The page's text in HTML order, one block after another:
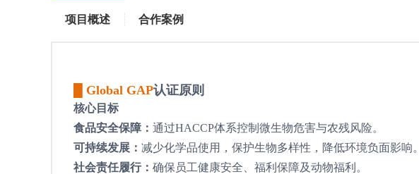
项目概述 合作案例
█ Global GAP认证原则
核心目标
食品安全保障： 通过HACCP体系控制微生物危害与农残风险。
可持续发展： 减少化学品使用，保护生物多样性，降低环境负面影响。
社会责任履行： 确保员工健康安全、福利保障及动物福利。